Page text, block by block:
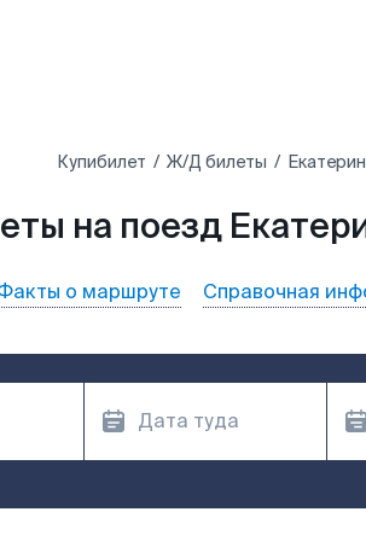
Купибилет Ж/Д билеты
на поезд
о маршруте Справочная